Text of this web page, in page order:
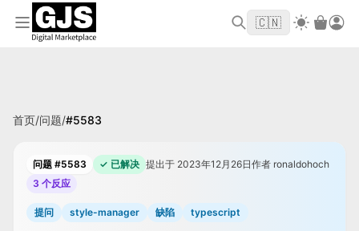
欢迎来到 GJS.MARKET！使用优惠码 WELCOME2026
首单立
🇨🇳
首页/问题/#5583
问题 #5583 ✓ 已解决 提出于 2023年12月26日作者 ronaldohoch
3 个反应
提问 style-manager 缺陷 typescript